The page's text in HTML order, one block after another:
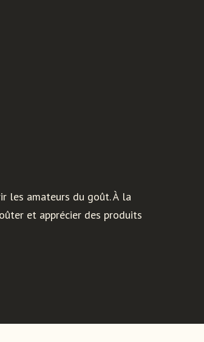
les amateurs du goût. À la
et apprécier des produits